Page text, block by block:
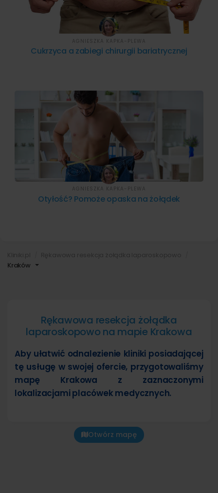
Kraków
Cukrzyca a zabiegi chirurgii bariatrycznej
AGNIESZKA KAPKA-PLEWA
Otyłość? Pomoże opaska na żołądek
AGNIESZKA KAPKA-PLEWA
Rękawowa resekcja żołądka
laparoskopowo na mapie Krakowa
Aby ułatwić odnalezienie kliniki posiadającej
tę usługę w swojej ofercie, przygotowaliśmy
mapę Krakowa z zaznaczonymi
lokalizacjami placówek medycznych.
Otwórz mapę